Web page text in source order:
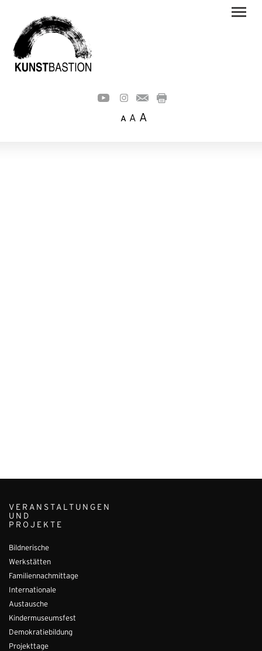
A A A
VERANSTALTUNGEN
UND
PROJEKTE
Bildnerische
Werkstätten
Familiennachmittage
Internationale
Austausche
Kindermuseumsfest
Demokratiebildung
Projekttage